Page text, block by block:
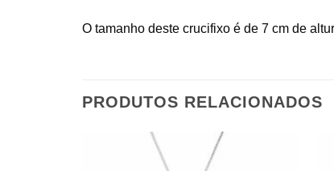
O tamanho deste crucifixo é de 7 cm de
PRODUTOS RELACIONADOS